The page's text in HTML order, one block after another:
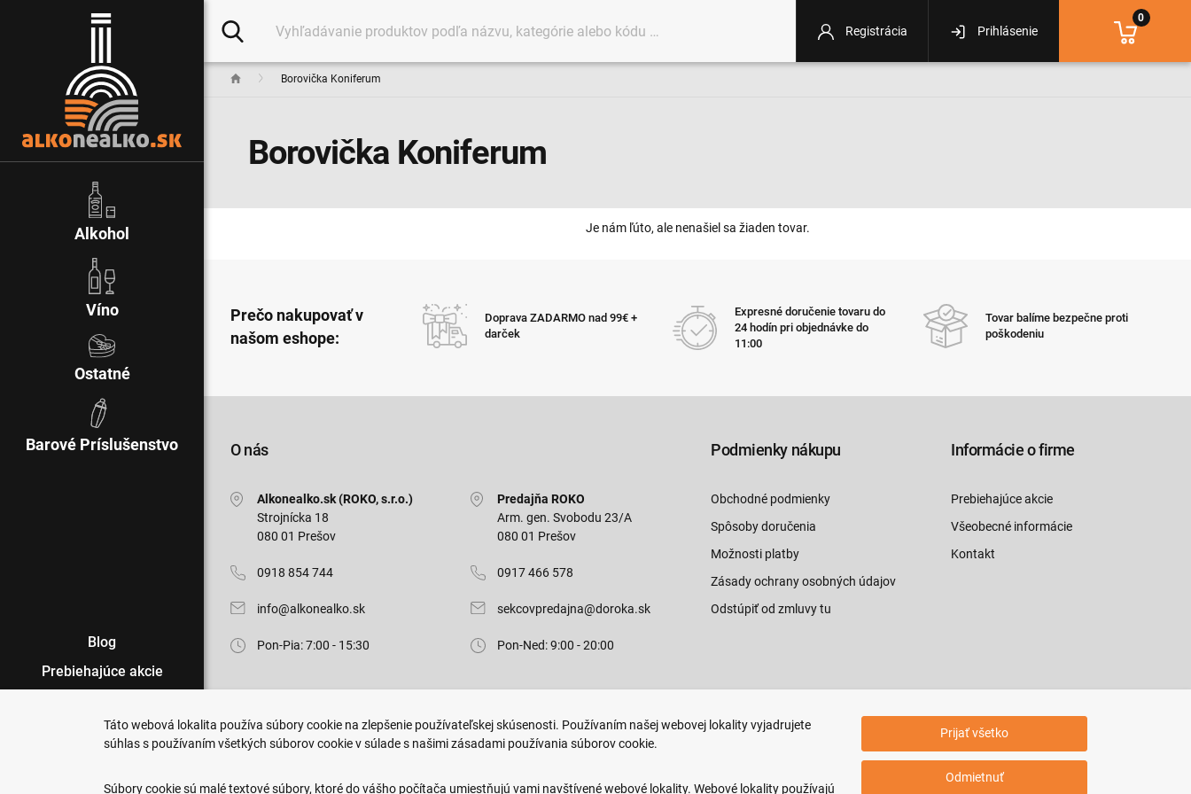
Borovička Koniferum
Borovička Koniferum
Je nám ľúto, ale nenašiel sa žiaden tovar.
Prečo nakupovať v
našom eshope:
Doprava ZADARMO nad 99€ +
darček
Expresné doručenie tovaru do
24 hodín pri objednávke do
11:00
Tovar balíme bezpečne proti
poškodeniu
O nás
Alkonealko.sk (ROKO, s.r.o.)
Strojnícka 18
080 01 Prešov
0918 854 744
info@alkonealko.sk
Pon-Pia: 7:00 - 15:30
Predajňa ROKO
Arm. gen. Svobodu 23/A
080 01 Prešov
0917 466 578
sekcovpredajna@doroka.sk
Pon-Ned: 9:00 - 20:00
Podmienky nákupu
Obchodné podmienky
Spôsoby doručenia
Možnosti platby
Zásady ochrany osobných údajov
Odstúpiť od zmluvy tu
Informácie o firme
Prebiehajúce akcie
Všeobecné informácie
Kontakt
Copyright © 2011-2026 ROKO, s.r.o.
Web dizajn: MARLOW DESIGN
Registrácia Prihlásenie
0
Alkohol
Víno
Ostatné
Barové Príslušenstvo
Blog
Prebiehajúce akcie
PredajneTáto webová lokalita používa súbory cookie na zlepšenie používateľskej skúsenosti. Používaním našej webovej lokality vyjadrujete
súhlas s používaním všetkých súborov cookie v súlade s našimi zásadami používania súborov cookie.
Súbory cookie sú malé textové súbory, ktoré do vášho počítača umiestňujú vami navštívené webové lokality. Webové lokality používajú
Prijať všetko
Odmietnuť